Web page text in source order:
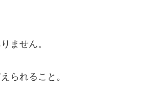
ません。
られること。